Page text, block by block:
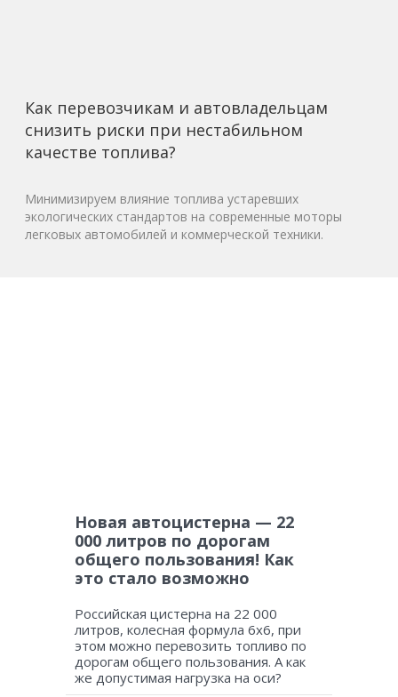
Как перевозчикам и автовладельцам
снизить риски при нестабильном
качестве топлива?
Минимизируем влияние топлива устаревших
экологических стандартов на современные моторы
легковых автомобилей и коммерческой техники.
Новая автоцистерна — 22
000 литров по дорогам
общего пользования! Как
это стало возможно
Российская цистерна на 22 000
литров, колесная формула 6х6, при
этом можно перевозить топливо по
дорогам общего пользования. А как
же допустимая нагрузка на оси?